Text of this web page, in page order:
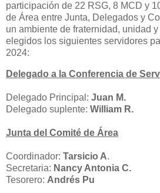
participación de 22 RSG, 8 MCD y
de Área entre Junta, Delegados y
un ambiente de fraternidad, unidad
elegidos los siguientes servidores
2024:
Delegado a la Conferencia de
Delegado Principal: Juan M.
Delegado suplente: William R.
Junta del Comité de Área
Coordinador: Tarsicio A.
Secretaria: Nancy Antonia C.
Tesorero: Andrés Pu